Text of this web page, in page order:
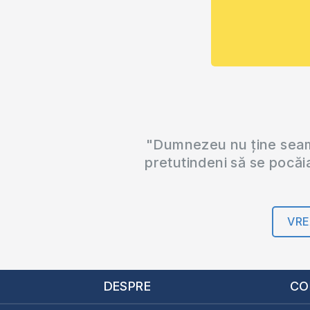
"Dumnezeu nu ține
pretutindeni să se
DESPRE